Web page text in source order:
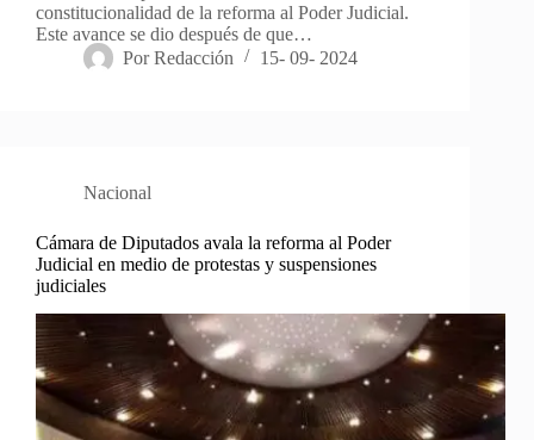
constitucionalidad de la reforma al Poder Judicial.
Este avance se dio después de que…
Por Redacción 15- 09- 2024
Nacional
Cámara de Diputados avala la reforma al Poder
Judicial en medio de protestas y suspensiones
judiciales